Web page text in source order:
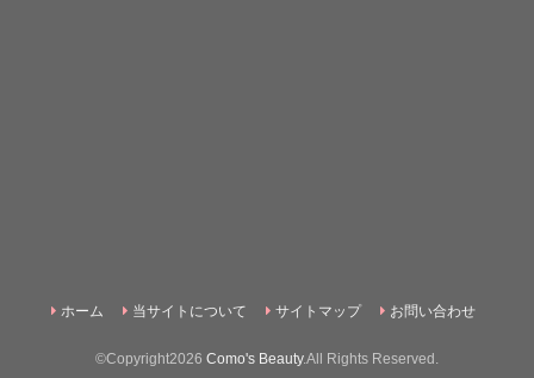
ホーム 当サイトについて サイトマップ お問い合わせ
©Copyright2026 Como's Beauty.All Rights Reserved.